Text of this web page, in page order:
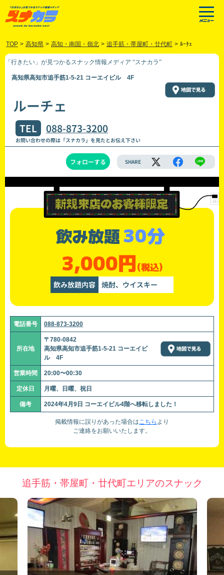
TOP > 高知県 > 高知・南国・嶺北 > 追手筋・帯屋町・廿代町 > ﾙｰﾁｪ
「行きたい」が見つかるスナック情報メディア “スナカラ”
高知県高知市追手筋1-5-21 コーエイビル 4F
ルーチェ
TEL 088-873-3200
お問い合わせの際は「スナカラ」を見たとお伝え下さい
フォローする SHARE
飲み放題30分
3,000円(税込)
飲み放題内容 焼酎、ウイスキー
電話番号 088-873-3200
所在地
〒780-0842
高知県高知市追手筋1-5-21 コーエイビ
ル 4F
営業時間 20:00〜00:30
定休日 月曜、日曜、祝日
備考 2024年4月9日 コーエイビル4階へ移転しました！
掲載情報に誤りがあった場合はこちら より
ご連絡をお願いいたします。
追手筋・帯屋町・廿代町エリアのスナック